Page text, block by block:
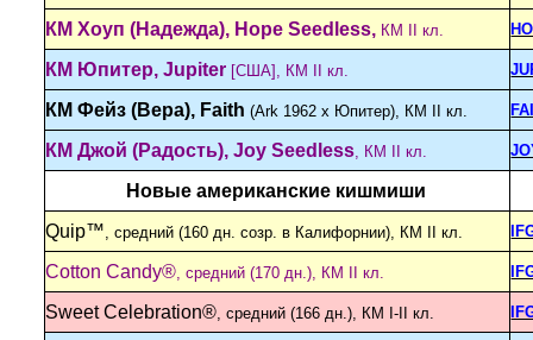
КМ Хоуп (Надежда), Hope Seedless, КМ II кл.
КМ Юпитер, Jupiter [США], КМ II кл.
КМ Фейз (Вера), Faith (Ark 1962 х Юпитер), КМ II кл.
КМ Джой (Радость), Joy Seedless , КМ II кл.
Новые американские кишмиши
Quip™ , средний (160 дн. созр. в Калифорнии), КМ II кл.
Cotton Candy® , средний (170 дн.), КМ II кл.
Sweet Celebration® , средний (166 дн.), КМ I-II кл.